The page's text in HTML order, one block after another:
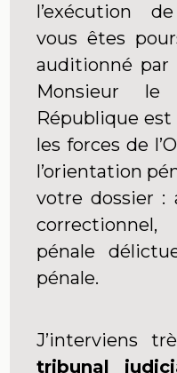
l’exécution
vous êtes
auditionné par
Monsieur
République
les forces de
l’orientation
votre dossier :
correctionnel,
pénale
pénale.
J’interviens
tribunal